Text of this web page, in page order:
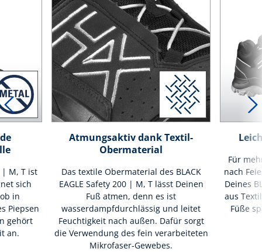
| M, T ist
sich
in
Piepsen
gehört
an.
Atmungsaktiv dank Textil-
Obermaterial
Das textile Obermaterial des BLACK
EAGLE Safety 200 | M, T lässt Deinen
Fuß atmen, denn es ist
wasserdampfdurchlässig und leitet
Feuchtigkeit nach außen. Dafür sorgt
die Verwendung des fein verarbeiteten
Mikrofaser-Gewebes.
Für
nach
Deines
aus
Füße